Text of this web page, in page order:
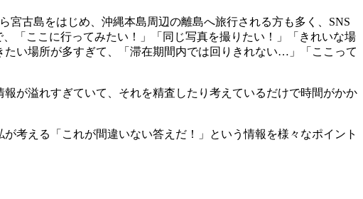
古島をはじめ、沖縄本島周辺の離島へ旅行される方も多く、SNS
「ここに行ってみたい！」「同じ写真を撮りたい！」「きれいな場
い場所が多すぎて、「滞在期間内では回りきれない…」「ここって
が溢れすぎていて、それを精査したり考えているだけで時間がかか
考える「これが間違いない答えだ！」という情報を様々なポイント